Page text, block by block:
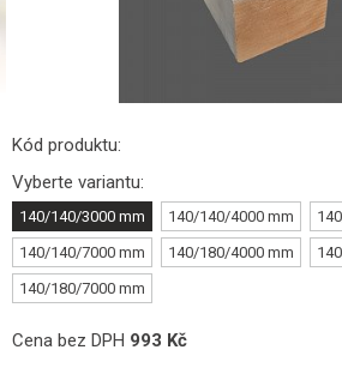
Kód produktu:
Vyberte variantu:
140/140/3000 mm 140/140/4000 mm
140/140/7000 mm
140/180/4000 mm
140/180/7000 mm
Cena bez DPH 993 Kč